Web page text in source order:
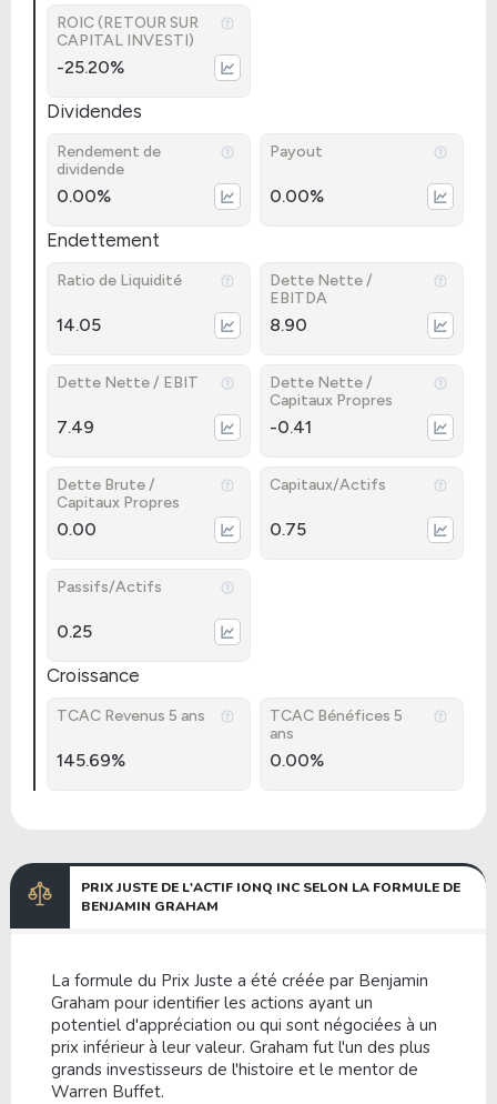
ROIC (RETOUR SUR
CAPITAL INVESTI)
-25.20%
Dividendes
Rendement de
dividende
0.00%
Payout
0.00%
Endettement
Ratio de Liquidité
14.05
Dette Nette /
EBITDA
8.90
Dette Nette / EBIT
7.49
Dette Nette /
Capitaux Propres
-0.41
Dette Brute /
Capitaux Propres
0.00
Capitaux/Actifs
0.75
Passifs/Actifs
0.25
Croissance
TCAC Revenus 5 ans
145.69%
TCAC Bénéfices 5
ans
0.00%
PRIX JUSTE DE L'ACTIF IONQ INC SELON LA FORMULE DE
BENJAMIN GRAHAM
La formule du Prix Juste a été créée par Benjamin
Graham pour identifier les actions ayant un
potentiel d'appréciation ou qui sont négociées à un
prix inférieur à leur valeur. Graham fut l'un des plus
grands investisseurs de l'histoire et le mentor de
Warren Buffet.